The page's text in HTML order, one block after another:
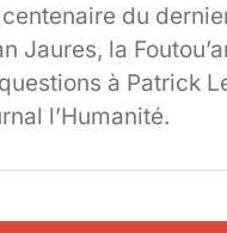
du
Jaures, la
à Patrick
l’Humanité.